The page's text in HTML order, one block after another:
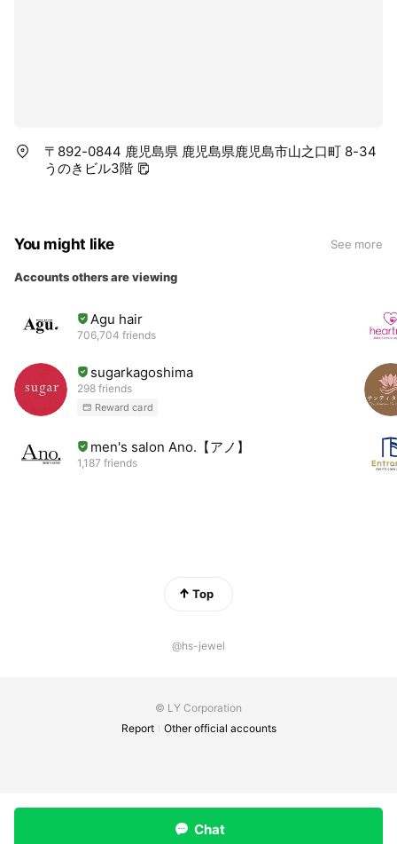
〒892-0844 鹿児島県 鹿児島県鹿児島市山之口町 8-34
うのきビル3階
You might like See more
Accounts others are viewing
Agu hair
706,704 friends
sugarkagoshima
298 friends
Reward card
men's salon Ano.【アノ】
1,187 friends
Top
@hs-jewel
© LY Corporation
Report
Other official accounts
Chat